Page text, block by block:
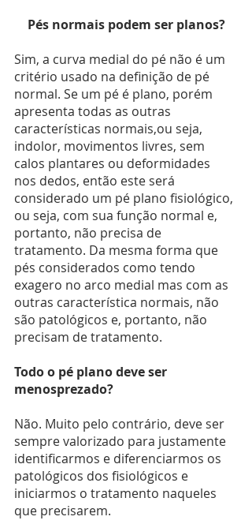
Pés normais podem ser planos?
Sim, a curva medial do pé não é um
critério usado na definição de pé
normal. Se um pé é plano, porém
apresenta todas as outras
características normais,ou seja,
indolor, movimentos livres, sem
calos plantares ou deformidades
nos dedos, então este será
considerado um pé plano fisiológico,
ou seja, com sua função normal e,
portanto, não precisa de
tratamento. Da mesma forma que
pés considerados como tendo
exagero no arco medial mas com as
outras característica normais, não
são patológicos e, portanto, não
precisam de tratamento.
Todo o pé plano deve ser
menosprezado?
Não. Muito pelo contrário, deve ser
sempre valorizado para justamente
identificarmos e diferenciarmos os
patológicos dos fisiológicos e
iniciarmos o tratamento naqueles
que precisarem.